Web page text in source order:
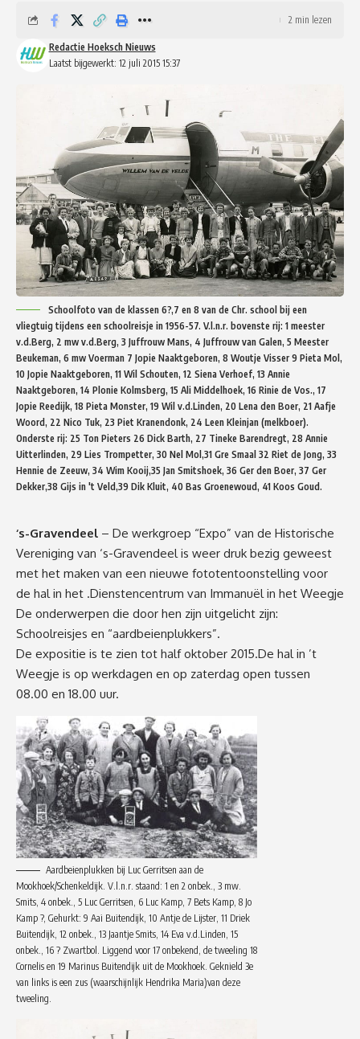
Laatst bijgewerkt: 12 juli 2015 15:37
Redactie Hoeksch Nieuws
2 min lezen
Schoolfoto van de klassen 6?,7 en 8 van de Chr. school bij een
vliegtuig tijdens een schoolreisje in 1956-57. V.l.n.r. bovenste rij: 1 meester
v.d.Berg, 2 mw v.d.Berg, 3 Juffrouw Mans, 4 Juffrouw van Galen, 5 Meester
Beukeman, 6 mw Voerman 7 Jopie Naaktgeboren, 8 Woutje Visser 9 Pieta Mol,
10 Jopie Naaktgeboren, 11 Wil Schouten, 12 Siena Verhoef, 13 Annie
Naaktgeboren, 14 Plonie Kolmsberg, 15 Ali Middelhoek, 16 Rinie de Vos., 17
Jopie Reedijk, 18 Pieta Monster, 19 Wil v.d.Linden, 20 Lena den Boer, 21 Aafje
Woord, 22 Nico Tuk, 23 Piet Kranendonk, 24 Leen Kleinjan (melkboer).
Onderste rij: 25 Ton Pieters 26 Dick Barth, 27 Tineke Barendregt, 28 Annie
Uitterlinden, 29 Lies Trompetter, 30 Nel Mol,31 Gre Smaal 32 Riet de Jong, 33
Hennie de Zeeuw, 34 Wim Kooij,35 Jan Smitshoek, 36 Ger den Boer, 37 Ger
Dekker,38 Gijs in 't Veld,39 Dik Kluit, 40 Bas Groenewoud, 41 Koos Goud.
‘s-Gravendeel – De werkgroep “Expo” van de Historische
Vereniging van ‘s-Gravendeel is weer druk bezig geweest
met het maken van een nieuwe fototentoonstelling voor
de hal in het .Dienstencentrum van Immanuël in het Weegje
De onderwerpen die door hen zijn uitgelicht zijn:
Schoolreisjes en “aardbeienplukkers”.
De expositie is te zien tot half oktober 2015.De hal in ’t
Weegje is op werkdagen en op zaterdag open tussen
08.00 en 18.00 uur.
Aardbeienplukken bij Luc Gerritsen aan de
Mookhoek/Schenkeldijk. V.l.n.r. staand: 1 en 2 onbek., 3 mw.
Smits, 4 onbek., 5 Luc Gerritsen, 6 Luc Kamp, 7 Bets Kamp, 8 Jo
Kamp ?, Gehurkt: 9 Aai Buitendijk, 10 Antje de Lijster, 11 Driek
Buitendijk, 12 onbek., 13 Jaantje Smits, 14 Eva v.d.Linden, 15
onbek., 16 ? Zwartbol. Liggend voor 17 onbekend, de tweeling 18
Cornelis en 19 Marinus Buitendijk uit de Mookhoek. Geknield 3e
van links is een zus (waarschijnlijk Hendrika Maria)van deze
tweeling.